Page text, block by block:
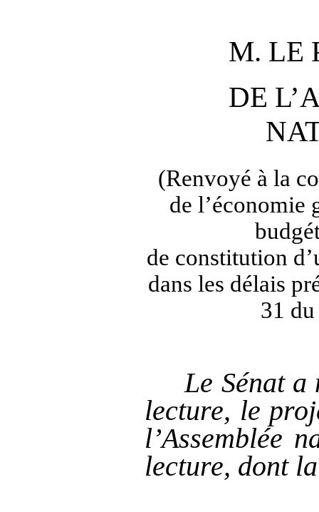
M. LE
DE
(Renvoyé à la
de l’économie
de constitution
dans les délais
31
Le Sénat a
lecture, le
l’Assemblée
lecture, dont